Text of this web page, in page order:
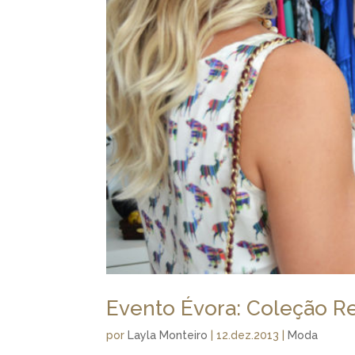
Evento Évora: Coleção
por Layla Monteiro |12.dez.2013 Moda